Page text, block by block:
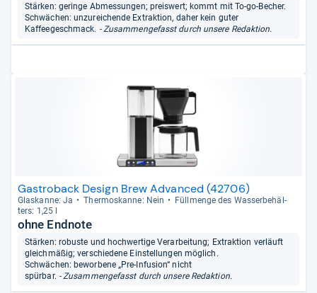
Stärken: geringe Abmessungen; preiswert; kommt mit To-go-Becher.
Schwächen: unzureichende Extraktion, daher kein guter
Kaffeegeschmack. - Zusammengefasst durch unsere Redaktion.
Gastroback Design Brew Advanced (42706)
Glas­kanne: Ja Ther­mo­s­kanne: Nein
Füll­menge des Was­ser­be­häl­
ters: 1,25 l
ohne Endnote
Stärken: robuste und hochwertige Verarbeitung; Extraktion verläuft
gleichmäßig; verschiedene Einstellungen möglich.
Schwächen: beworbene „Pre-Infusion“ nicht
spürbar. - Zusammengefasst durch unsere Redaktion.